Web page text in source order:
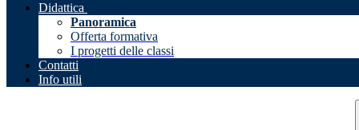
Didattica
Panoramica
Offerta formativa
I progetti delle classi
Contatti
Info utili